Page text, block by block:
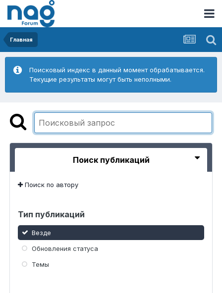
Главная
Поисковый индекс в данный момент обрабатывается.
Текущие результаты могут быть неполными.
Поиск публикаций
Поиск по автору
Тип публикаций
Везде
Обновления статуса
Темы